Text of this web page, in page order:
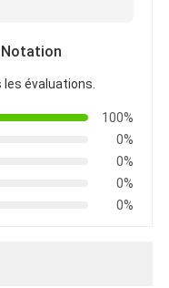
Notation
évaluations.
100%
0%
0%
0%
0%